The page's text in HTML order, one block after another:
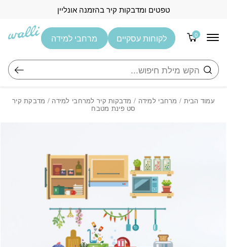
טפטים ומדבקות קיר בהזמנה אונליין
0
חיפוש
לקוחות עסקיים מרחבי למידה
עמוד הבית / מרחבי למידה / מדבקות קיר למרחבי למידה / מדבקת קיר
סט פינת מטבח